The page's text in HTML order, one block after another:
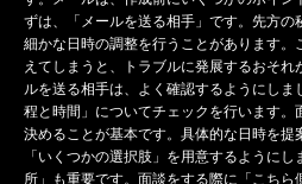
ずは、「メールを送る相手」です。先方の
細かな日時の調整を行うことがあります。
えてしまうと、トラブルに発展するおそ
ルを送る相手は、よく確認するようにしま
程と時間」についてチェックを行います。
決めることが基本です。具体的な日時を提
「いくつかの選択肢」を用意するように
所」も重要です。面談をする際に「こちら